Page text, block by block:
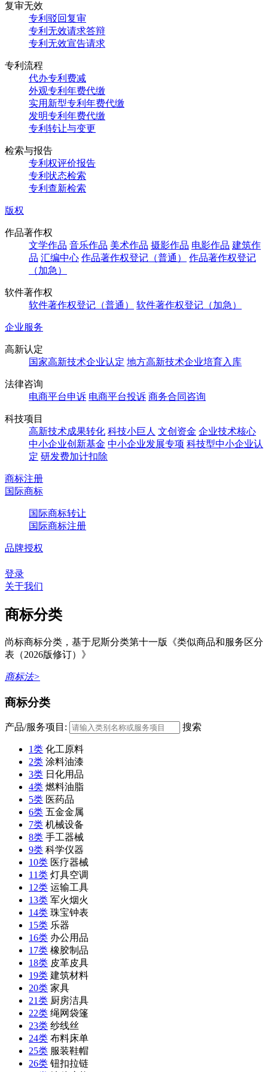
复审无效
专利驳回复审
专利无效请求答辩
专利无效宣告请求
专利流程
代办专利费减
外观专利年费代缴
实用新型专利年费代缴
发明专利年费代缴
专利转让与变更
检索与报告
专利权评价报告
专利状态检索
专利查新检索
版权
作品著作权
文学作品 音乐作品 美术作品 摄影作品 电影作品 建筑作
品 汇编中心 作品著作权登记（普通）
作品著作权登记
（加急）
软件著作权
软件著作权登记（普通）
软件著作权登记（加急）
企业服务
高新认定
国家高新技术企业认定 地方高新技术企业培育入库
法律咨询
电商平台申诉 电商平台投诉 商务合同咨询
科技项目
高新技术成果转化 科技小巨人 文创资金 企业技术核心
中小企业创新基金 中小企业发展专项 科技型中小企业认
定 研发费加计扣除
商标注册
国际商标
国际商标转让
国际商标注册
品牌授权
登录
关于我们
商标分类
尚标商标分类，基于尼斯分类第十一版《类似商品和服务区分
表（2026版修订）》
商标法>
商标分类
产品/服务项目: 搜索
1类 化工原料
2类 涂料油漆
3类 日化用品
4类 燃料油脂
5类 医药品
6类 五金金属
7类 机械设备
8类 手工器械
9类 科学仪器
10类 医疗器械
11类 灯具空调
12类 运输工具
13类 军火烟火
14类 珠宝钟表
15类 乐器
16类 办公用品
17类 橡胶制品
18类 皮革皮具
19类 建筑材料
20类 家具
21类 厨房洁具
22类 绳网袋篷
23类 纱线丝
24类 布料床单
25类 服装鞋帽
26类 钮扣拉链